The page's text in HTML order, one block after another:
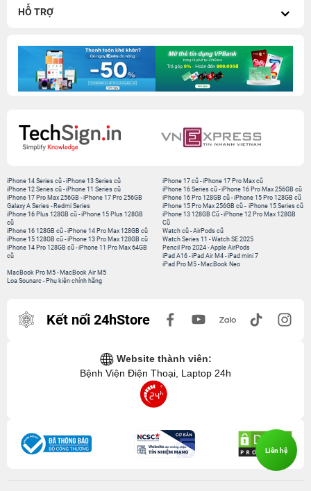
HỖ TRỢ
iPhone 14 Series cũ -iPhone 13 Series cũ
iPhone 12 Series cũ -iPhone 11 Series cũ
iPhone 17 Pro Max 256GB -iPhone 17 Pro 256GB
Galaxy A Series - Redmi Series
iPhone 17 cũ -iPhone 17 Pro Max cũ
iPhone 16 Series cũ - iPhone 16 Pro Max 256GB cũ
iPhone 16 Pro 128GB cũ -iPhone 15 Pro 128GB cũ
iPhone 15 Pro Max 256GB cũ - iPhone 15 Series cũ
iPhone 16 Plus 128GB cũ -iPhone 15 Plus 128GB
cũ
iPhone 16 128GB cũ -iPhone 14 Pro Max 128GB cũ
iPhone 15 128GB cũ -iPhone 13 Pro Max 128GB cũ
iPhone 14 Pro 128GB cũ -iPhone 11 Pro Max 64GB
cũ
iPhone 13 128GB Cũ -iPhone 12 Pro Max 128GB
Cũ
Watch cũ -AirPods cũ
Watch Series 11 -Watch SE 2025
Pencil Pro 2024 -Apple AirPods
iPad A16 -iPad Air M4 -iPad mini 7
iPad Pro M5 - MacBook Neo
MacBook Pro M5 - MacBook Air M5
Loa Sounarc - Phụ kiện chính hãng
Kết nối 24hStore
Website thành viên:
Bệnh Viện Điện Thoại, Laptop 24h
Liên hệ